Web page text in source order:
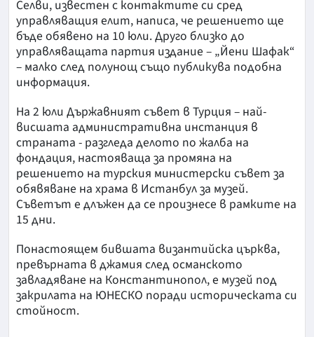
Селви, известен с контактите си сред
управляващия елит, написа, че решението ще
бъде обявено на 10 юли. Друго близко до
управляващата партия издание – „Йени Шафак“
– малко след полунощ също публикува подобна
информация.
На 2 юли Държавният съвет в Турция – най-
висшата административна инстанция в
страната - разгледа делото по жалба на
фондация, настояваща за промяна на
решението на турския министерски съвет за
обявяване на храма в Истанбул за музей.
Съветът е длъжен да се произнесе в рамките на
15 дни.
Понастоящем бившата византийска църква,
превърната в джамия след османското
завладяване на Константинопол, е музей под
закрилата на ЮНЕСКО поради историческата си
стойност.